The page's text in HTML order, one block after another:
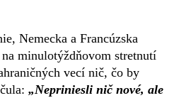
Nemecka a Francúzska
minulotýždňovom stretnutí
vecí nič, čo by
„Nepriniesli nič nové, ale